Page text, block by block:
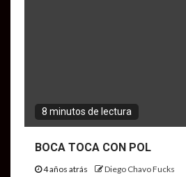
8 minutos de lectura
BOCA TOCA CON POL
4 años atrás Diego Chavo Fucks